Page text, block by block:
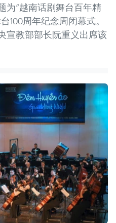
为“越南话剧舞台百年精
100周年纪念周闭幕式。
宣教部部长阮重义出席该